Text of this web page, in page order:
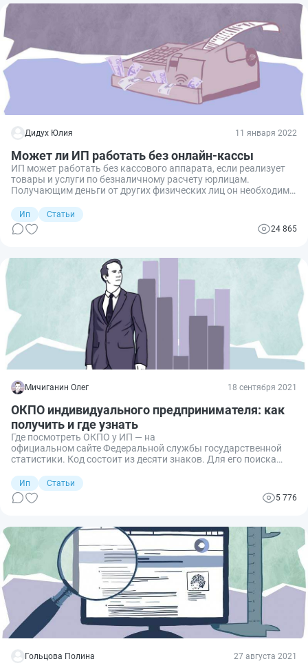
Дидух Юлия 11 января 2022
Может ли ИП работать без онлайн-кассы
ИП может работать без кассового аппарата, если реализует
товары и услуги по безналичному расчету юрлицам.
Получающим деньги от других физических лиц он необходим.
Ип
Статьи
24 865
Мичиганин Олег 18 сентября 2021
ОКПО индивидуального предпринимателя: как
получить и где узнать
Где посмотреть ОКПО у ИП — на
официальном сайте Федеральной службы государственной
статистики. Код состоит из десяти знаков. Для его поиска
Ип
Статьи
5 776
Гольцова Полина 27 августа 2021